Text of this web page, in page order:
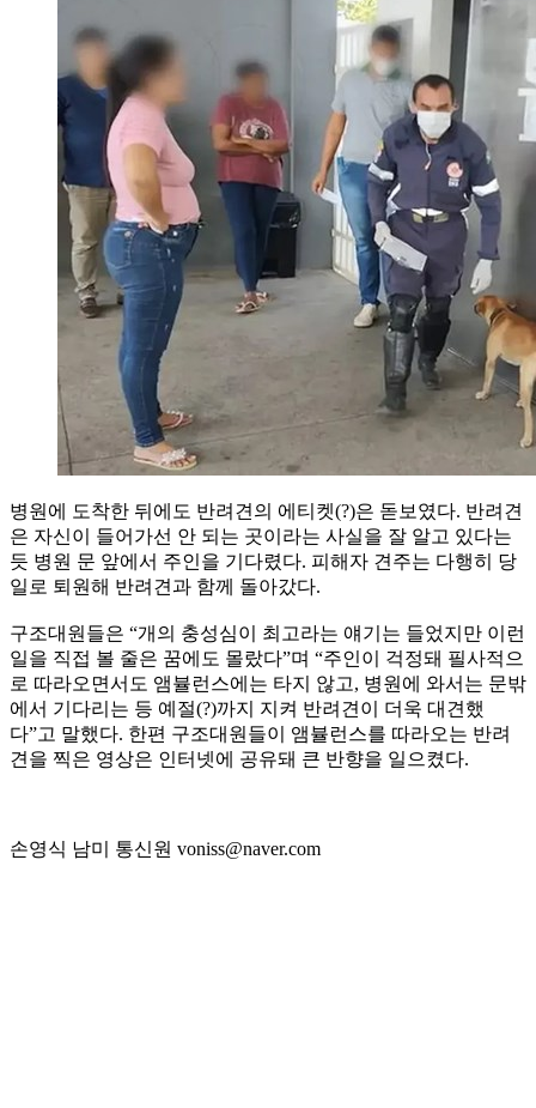
병원에 도착한 뒤에도 반려견의 에티켓(?)은 돋보였다. 반려견
은 자신이 들어가선 안 되는 곳이라는 사실을 잘 알고 있다는
듯 병원 문 앞에서 주인을 기다렸다. 피해자 견주는 다행히 당
일로 퇴원해 반려견과 함께 돌아갔다.
구조대원들은 “개의 충성심이 최고라는 얘기는 들었지만 이런
일을 직접 볼 줄은 꿈에도 몰랐다”며 “주인이 걱정돼 필사적으
로 따라오면서도 앰뷸런스에는 타지 않고, 병원에 와서는 문밖
에서 기다리는 등 예절(?)까지 지켜 반려견이 더욱 대견했
다”고 말했다. 한편 구조대원들이 앰뷸런스를 따라오는 반려
견을 찍은 영상은 인터넷에 공유돼 큰 반향을 일으켰다.
손영식 남미 통신원 voniss@naver.com